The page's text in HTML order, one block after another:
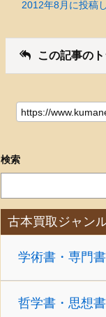
2012年8月に投稿
この記事の
検索
古本買取ジャン
学術書・専門書
哲学書・思想書